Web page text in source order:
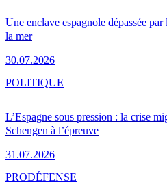
Une enclave espagnole dépassée
la mer
30.07.2026
L’Espagne sous pression : la crise
Schengen à l’épreuve
31.07.2026
POLITIQUE
PRODÉFENSE